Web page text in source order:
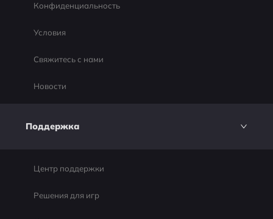
Конфиденциальность
Условия
Свяжитесь с нами
Новости
Поддержка
Центр поддержки
Решения для игр